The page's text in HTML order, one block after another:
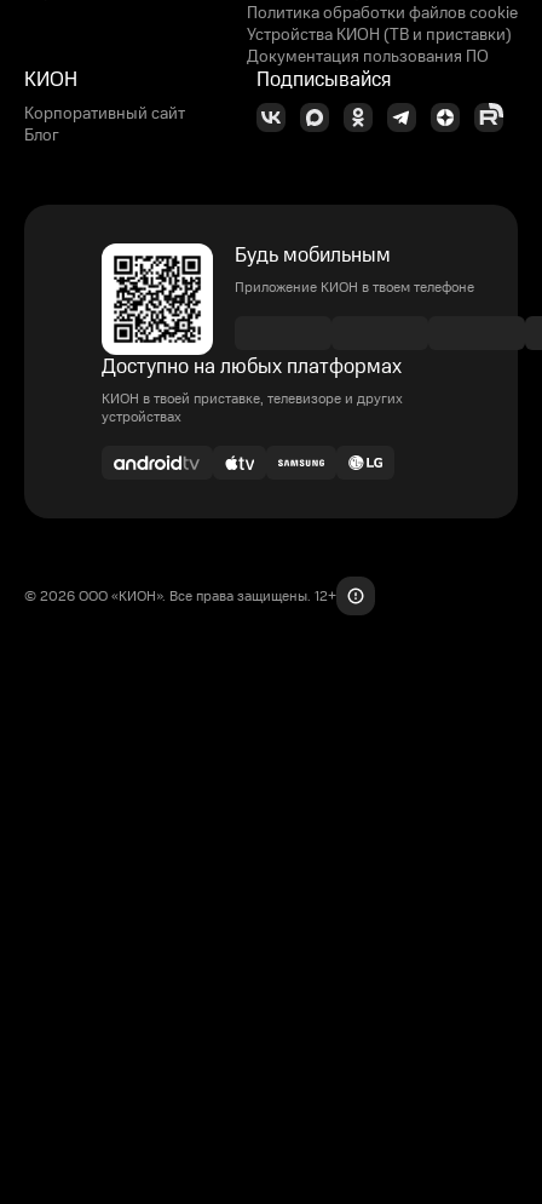
Политика обработки файлов cookie
Устройства КИОН (ТВ и приставки)
Документация пользования ПО
КИОН
Корпоративный сайт
Блог
Подписывайся
Будь мобильным
Приложение КИОН в твоем телефоне
Доступно на любых платформах
КИОН в твоей приставке, телевизоре и других
устройствах
© 2026 ООО «КИОН». Все права защищены. 12+